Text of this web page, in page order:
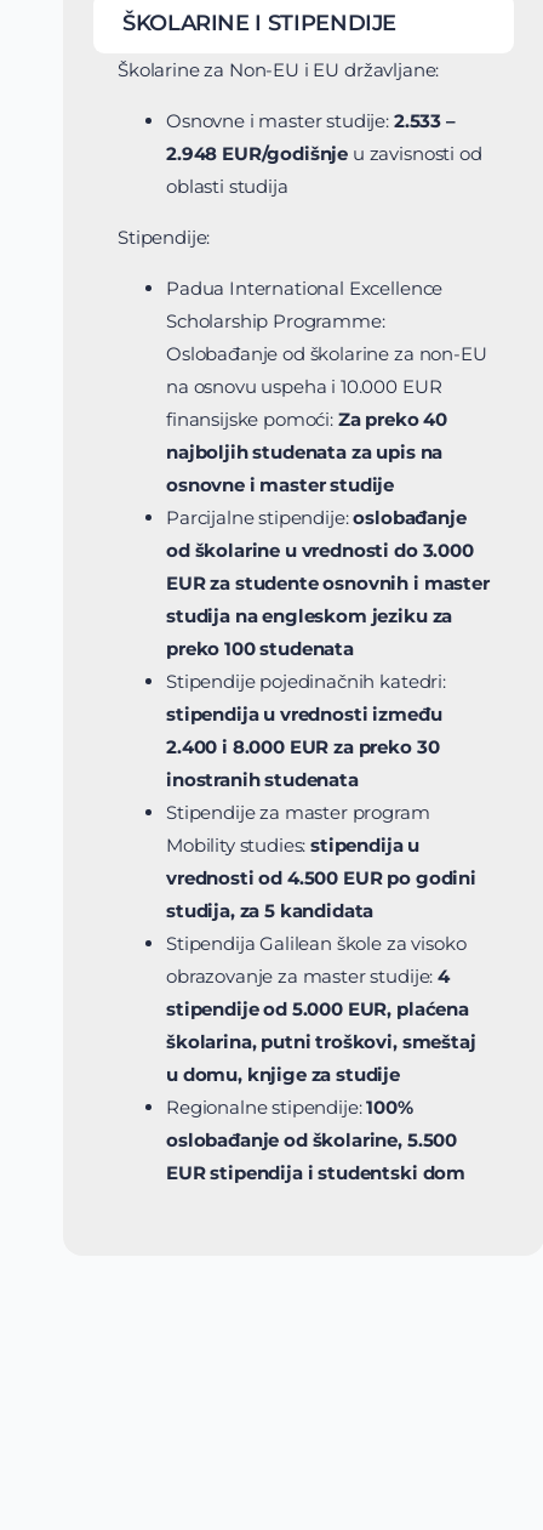
ŠKOLARINE I STIPENDIJE
Školarine za Non-EU i EU državljane:
Osnovne i master studije: 2.533 –
2.948 EUR/godišnje u zavisnosti od
oblasti studija
Stipendije:
Padua International Excellence
Scholarship Programme:
Oslobađanje od školarine za non-EU
na osnovu uspeha i 10.000 EUR
finansijske pomoći: Za preko 40
najboljih studenata za upis na
osnovne i master studije
Parcijalne stipendije:oslobađanje
od školarine u vrednosti do 3.000
EUR za studente osnovnih i master
studija na engleskom jeziku za
preko 100 studenata
Stipendije pojedinačnih katedri:
stipendija u vrednosti između
2.400 i 8.000 EUR za preko 30
inostranih studenata
Stipendije za master program
Mobility studies:stipendija u
vrednosti od 4.500 EUR po godini
studija, za 5 kandidata
Stipendija Galilean škole za visoko
obrazovanje za master studije:4
stipendije od 5.000 EUR, plaćena
školarina, putni troškovi, smeštaj
u domu, knjige za studije
Regionalne stipendije:100%
oslobađanje od školarine, 5.500
EUR stipendija i studentski dom